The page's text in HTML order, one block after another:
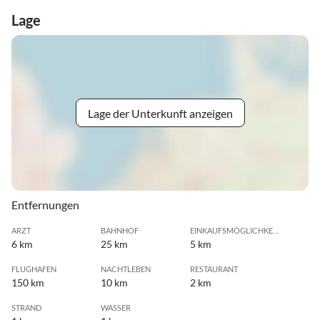
Lage
Lage der Unterkunft anzeigen
Entfernungen
ARZT
6 km
BAHNHOF
25 km
EINKAUFSMÖGLICHKEIT
5 km
FLUGHAFEN
150 km
NACHTLEBEN
10 km
RESTAURANT
2 km
STRAND WASSER